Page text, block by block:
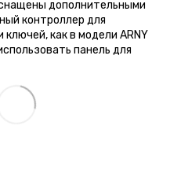
дополнительными
контроллер для
как в модели ARNY
панель для